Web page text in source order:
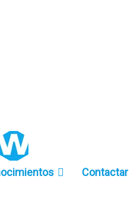
Contactar